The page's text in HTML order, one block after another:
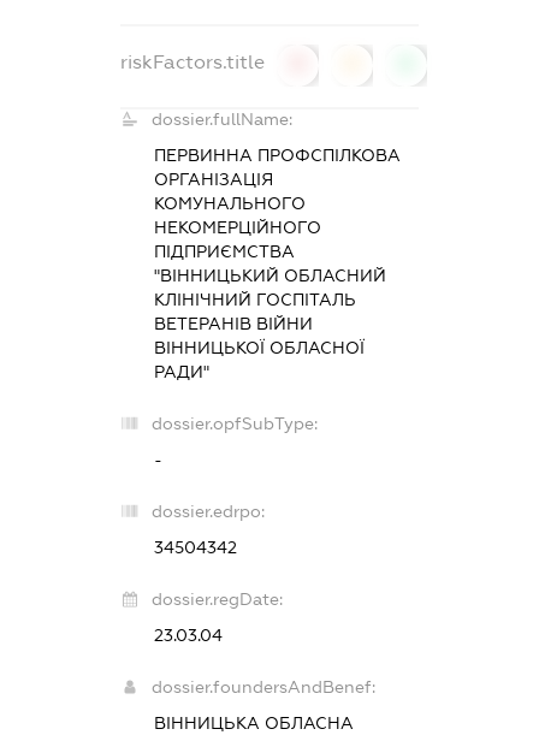
riskFactors.title
dossier.fullName:
ПЕРВИННА ПРОФСПІЛКОВА
ОРГАНІЗАЦІЯ
КОМУНАЛЬНОГО
НЕКОМЕРЦІЙНОГО
ПІДПРИЄМСТВА
"ВІННИЦЬКИЙ ОБЛАСНИЙ
КЛІНІЧНИЙ ГОСПІТАЛЬ
ВЕТЕРАНІВ ВІЙНИ
ВІННИЦЬКОЇ ОБЛАСНОЇ
РАДИ"
dossier.opfSubType:
-
dossier.edrpo:
34504342
dossier.regDate:
23.03.04
dossier.foundersAndBenef:
ВІННИЦЬКА ОБЛАСНА